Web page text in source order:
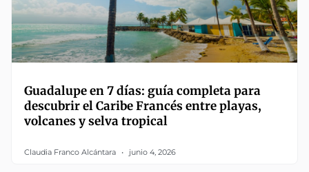
Guadalupe en 7 días: guía completa para
descubrir el Caribe Francés entre playas,
volcanes y selva tropical
Claudia Franco Alcántara junio 4, 2026